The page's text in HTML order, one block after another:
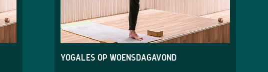
Yogales op woensdagavond